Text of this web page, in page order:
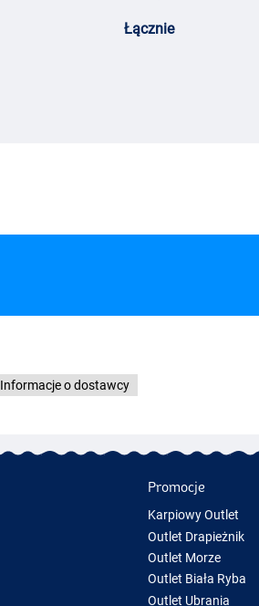
Łącznie
Informacje o dostawcy
Promocje
Karpiowy Outlet
Outlet Drapieżnik
Outlet Morze
Outlet Biała Ryba
Outlet Ubrania